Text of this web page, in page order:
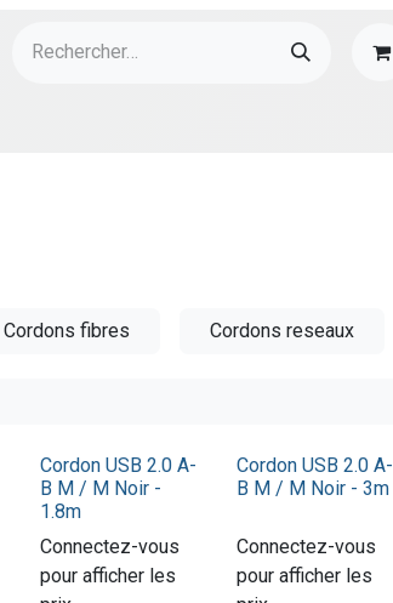
Cordons fibres Cordons reseaux
Cordon USB 2.0 A-
B M / M Noir -
1.8m
Connectez-vous
pour afficher les
Cordon USB 2.0 A-
B M / M Noir - 3m
Connectez-vous
pour afficher les